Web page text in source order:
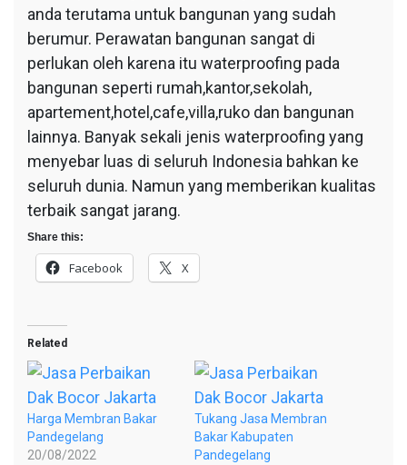
anda terutama untuk bangunan yang sudah
berumur. Perawatan bangunan sangat di
perlukan oleh karena itu waterproofing pada
bangunan seperti rumah,kantor,sekolah,
apartement,hotel,cafe,villa,ruko dan bangunan
lainnya. Banyak sekali jenis waterproofing yang
menyebar luas di seluruh Indonesia bahkan ke
seluruh dunia. Namun yang memberikan kualitas
terbaik sangat jarang.
Share this:
Facebook X
Related
Harga Membran Bakar
Pandegelang
20/08/2022
Tukang Jasa Membran
Bakar Kabupaten
Pandegelang